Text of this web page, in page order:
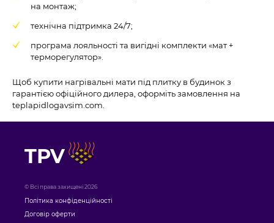
на монтаж;
технічна підтримка 24/7;
програма лояльності та вигідні комплекти «мат +
терморегулятор».
Щоб купити нагрівальні мати під плитку в будинок з
гарантією офіційного дилера, оформіть замовлення на
teplapidlogavsim.com.
TPV
© Всі права захищені 2026
Політика конфіденційності
Договір оферти